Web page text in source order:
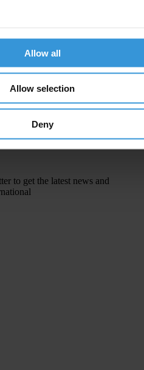
Allow all
Allow selection
Deny
Please go to your inbox and
to get the latest news and